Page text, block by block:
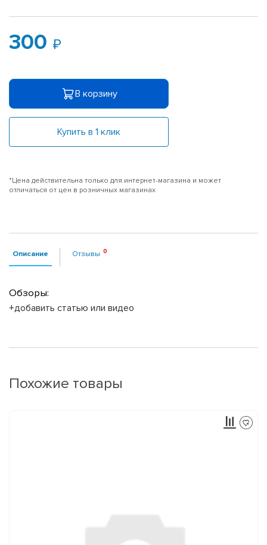
300
В корзину
Купить в 1 клик
*Цена действительна только для интернет-магазина и может
отличаться от цен в розничных магазинах
Описание Отзывы
Обзоры:
+добавить статью или видео
Похожие товары